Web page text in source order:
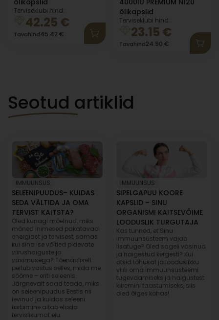
õlikapslid
Terviseklubi hind:
42.25 €
Tavahind45.42 €
4000IU PREMIUM N120
õlikapslid
Terviseklubi hind:
23.15 €
Tavahind24.90 €
Seotud artiklid
IMMUUNSUS
SELEENIPUUDUS– KUIDAS
SEDA VÄLTIDA JA OMA
TERVIST KAITSTA?
Oled kunagi mõelnud, miks
mõned inimesed pakatavad
energiast ja tervisest, samas
kui sina ise võitled pidevate
viirushaiguste ja
väsimusega? Tõenäoliselt
peitub vastus selles, mida me
sööme – eriti seleenis.
Järgnevalt saad teada, miks
on seleenipuudus Eestis nii
levinud ja kuidas seleeni
tarbimine aitab elada
tervislikumat elu.
IMMUUNSUS
SIPELGAPUU KOORE
KAPSLID – SINU
ORGANISMI KAITSEVÕIME
LOODUSLIK TURGUTAJA
Kas tunned, et Sinu
immuunsüsteem vajab
lisatuge? Oled sageli väsinud
ja haigestud kergesti? Kui
otsid tõhusat ja looduslikku
viisi oma immuunsüsteemi
tugevdamiseks ja haigustest
kiiremini taastumiseks, siis
oled õiges kohas!